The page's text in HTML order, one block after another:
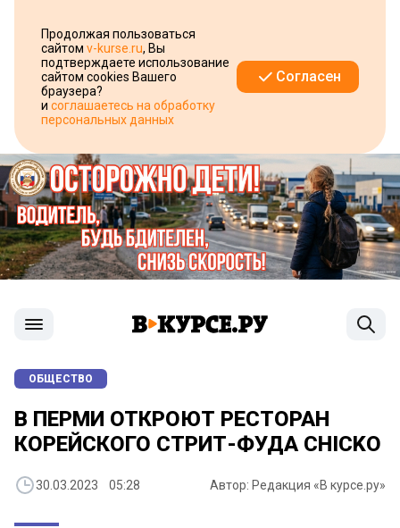
Продолжая пользоваться
сайтом v-kurse.ru, Вы
подтверждаете использование
сайтом cookies Вашего
браузера?
и соглашаетесь на обработку
персональных данных
Согласен
ОБЩЕСТВО
В ПЕРМИ ОТКРОЮТ РЕСТОРАН
КОРЕЙСКОГО СТРИТ-ФУДА CHICKO
30.03.2023 05:28 Автор: Редакция «В курсе.ру»